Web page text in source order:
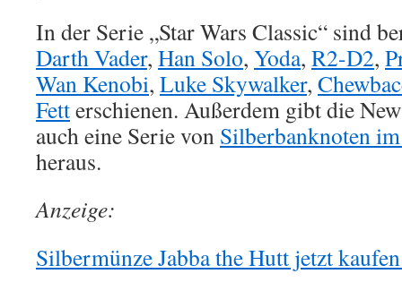
In der Serie „Star Wars Classic“ sind
Darth Vader, Han Solo, Yoda, R2-D2,
Wan Kenobi, Luke Skywalker,
Fetterschienen. Außerdem gibt die
auch eine Serie von Silberbanknoten
heraus.
Anzeige:
Silbermünze Jabba the Hutt jetzt